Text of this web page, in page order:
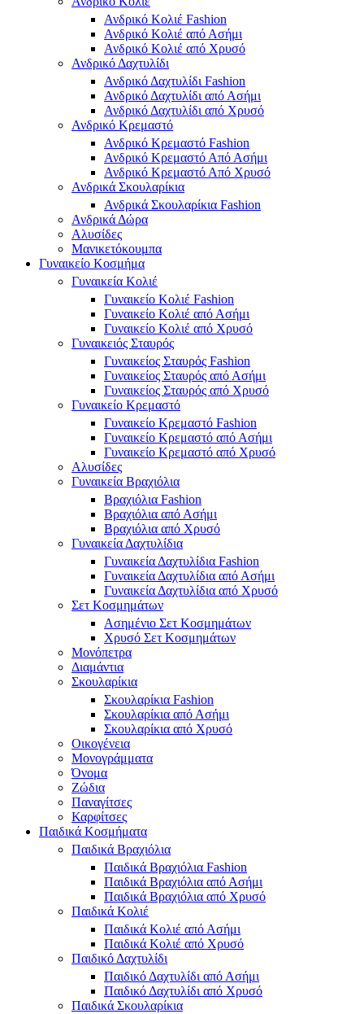
Ανδρικό Κολιέ Fashion
Ανδρικό Κολιέ από Ασήμι
Ανδρικό Κολιέ από Χρυσό
Ανδρικό Δαχτυλίδι
Ανδρικό Δαχτυλίδι Fashion
Ανδρικό Δαχτυλίδι από Ασήμι
Ανδρικό Δαχτυλίδι από Χρυσό
Ανδρικό Κρεμαστό
Ανδρικό Κρεμαστό Fashion
Ανδρικό Κρεμαστό Από Ασήμι
Ανδρικό Κρεμαστό Από Χρυσό
Ανδρικά Σκουλαρίκια
Ανδρικά Σκουλαρίκια Fashion
Ανδρικά Δώρα
Αλυσίδες
Μανικετόκουμπα
Γυναικείο Κοσμήμα
Γυναικεία Κολιέ
Γυναικείο Κολιέ Fashion
Γυναικείο Κολιέ από Ασήμι
Γυναικείο Κολιέ από Χρυσό
Γυναικειός Σταυρός
Γυναικείος Σταυρός Fashion
Γυναικείος Σταυρός από Ασήμι
Γυναικείος Σταυρός από Χρυσό
Γυναικείο Κρεμαστό
Γυναικείο Κρεμαστό Fashion
Γυναικείο Κρεμαστό από Ασήμι
Γυναικείο Κρεμαστό από Χρυσό
Αλυσίδες
Γυναικεία Βραχιόλια
Βραχιόλια Fashion
Βραχιόλια από Ασήμι
Βραχιόλια από Χρυσό
Γυναικεία Δαχτυλίδια
Γυναικεία Δαχτυλίδια Fashion
Γυναικεία Δαχτυλίδια από Ασήμι
Γυναικεία Δαχτυλίδια από Χρυσό
Σετ Κοσμημάτων
Ασημένιο Σετ Κοσμημάτων
Χρυσό Σετ Κοσμημάτων
Μονόπετρα
Διαμάντια
Σκουλαρίκια
Σκουλαρίκια Fashion
Σκουλαρίκια από Ασήμι
Σκουλαρίκια από Χρυσό
Οικογένεια
Μονογράμματα
Όνομα
Ζώδια
Παναγίτσες
Καρφίτσες
Παιδικά Κοσμήματα
Παιδικά Βραχιόλια
Παιδικά Βραχιόλια Fashion
Παιδικά Βραχιόλια από Ασήμι
Παιδικά Βραχιόλια από Χρυσό
Παιδικά Κολιέ
Παιδικά Κολιέ από Ασήμι
Παιδικά Κολιέ από Χρυσό
Παιδικό Δαχτυλίδι
Παιδικό Δαχτυλίδι από Ασήμι
Παιδικό Δαχτυλίδι από Χρυσό
Παιδικά Σκουλαρίκια